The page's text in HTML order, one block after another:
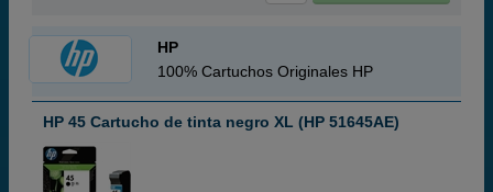
HP
100% Cartuchos Originales HP
HP 45 Cartucho de tinta negro XL (HP 51645AE)